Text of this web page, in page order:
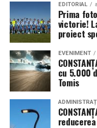
Cuza semna
Direcţiei Statistice a
Bucureşti şi numirea
director al Oficiului
(4/16)
* În urmă cu 112 ani
Primului Război
răspuns, Marea
Statele Unite și-au
EDITORIAL
Prima
victorie!
proiect
EVENIMENT
cu 5.000
Tomis